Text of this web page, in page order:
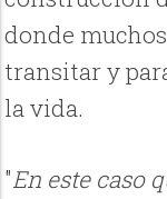
donde
transitar y
la vida.
"En este caso